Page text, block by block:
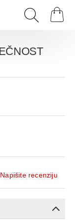
Napišite recenziju